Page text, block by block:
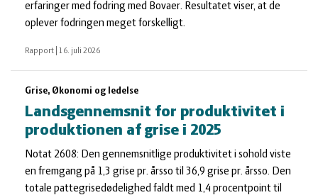
erfaringer med fodring med Bovaer. Resultatet viser, at de
oplever fodringen meget forskelligt.
Rapport 16. juli 2026
Grise, Økonomi og ledelse
Landsgennemsnit for produktivitet i
produktionen af grise i 2025
Notat 2608: Den gennemsnitlige produktivitet i sohold viste
en fremgang på 1,3 grise pr. årsso til 36,9 grise pr. årsso. Den
totale pattegrisedødelighed faldt med 1,4 procentpoint til